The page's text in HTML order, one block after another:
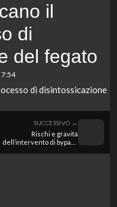
il
di
del fegato
7:54
SUCCESSIVO →
Rischi e gravità
dell’intervento di bypass